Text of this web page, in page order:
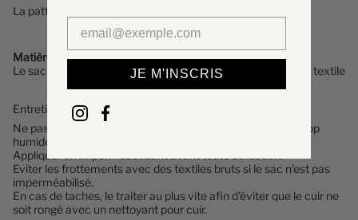
La patte avant lui donne un côté esthétique et sécurisé
Matière
Lesac est composé de cuir de vachette, la doublure 100% textile
Entretien
Ne pas laisser son sac à main dans des environnements trop
humides ou trop chauds.
Appliquer un imperméabilisant avant toute utilisation.
Eviter les frottements avec des textiles bruts si le sac n'est pas
imperméabilisé.
En cas de taches, le traiter au plus vite afin d'éviter que le cuir ne
soit rongé avec un nettoyant pour cuir.
JE M'INSCRIS